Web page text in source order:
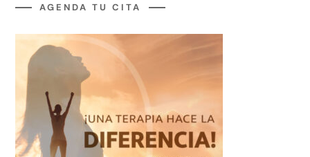
AGENDA TU CITA